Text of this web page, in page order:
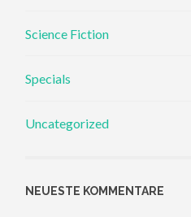
Science Fiction
Specials
Uncategorized
NEUESTE KOMMENTARE